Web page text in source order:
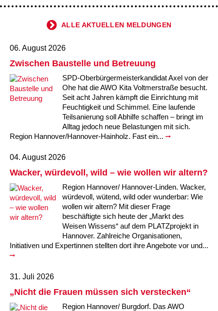
Kindertagesstätte Rosenbergstraße
Krippe Schleswiger Straße
Kindertagesstätte Schneiderberg
Kindertagesstätte Sylter Weg
Kindertagesstätte Tresckowstraße
Kindertagesstätte Wiehbergstraße
Kindertagesstätte Langes Feld “Deisterspatzen”
Kindertagesstätte Levester Straße
Offene Sprach-Sprechstunde
Kindertagesstätte Moorlilienweg /
Kindertagesstätte Mühenkamp / Familienzentrum
Kindertagesstätte Petermannstraße /
Familienzentrum
Hör- und Sprachheilkindergarten Ratswiese
Kindertagesstätte Rosenbergstraße
Kindertagesstätte Schneiderberg
Kindertagesstätte Schweriner Straße /
Familienzentrum
Kindertagesstätte Tresckowstraße
ALLE AKTUELLEN MELDUNGEN
06. August 2026
Zwischen Baustelle und Betreuung
SPD-Oberbürgermeisterkandidat Axel von der
Ohe hat die AWO Kita Voltmerstraße besucht.
Seit acht Jahren kämpft die Einrichtung mit
Feuchtigkeit und Schimmel. Eine laufende
Teilsanierung soll Abhilfe schaffen – bringt im
Alltag jedoch neue Belastungen mit sich.
Region Hannover/Hannover-Hainholz. Fast ein...
04. August 2026
Wacker, würdevoll, wild – wie wollen wir altern?
Region Hannover/ Hannover-Linden. Wacker,
würdevoll, wütend, wild oder wunderbar: Wie
wollen wir altern? Mit dieser Frage
beschäftigte sich heute der „Markt des
Weisen Wissens“ auf dem PLATZprojekt in
Hannover. Zahlreiche Organisationen,
Initiativen und Expertinnen stellten dort ihre Angebote vor und...
31. Juli 2026
„Nicht die Frauen müssen sich verstecken“
Region Hannover/ Burgdorf. Das AWO